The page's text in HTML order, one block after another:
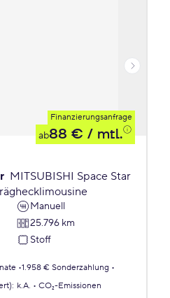
Finanzierungsanfrage
ab88 € / mtl.
MITSUBISHI Space Star
Manuell
25.796 km
Stoff
1.958 € Sonderzahlung
: k.A.
CO₂-Emissionen